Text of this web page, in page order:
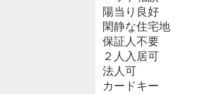
陽当り良好
閑静な住宅地
保証人不要
２人入居可
法人可
カードキー